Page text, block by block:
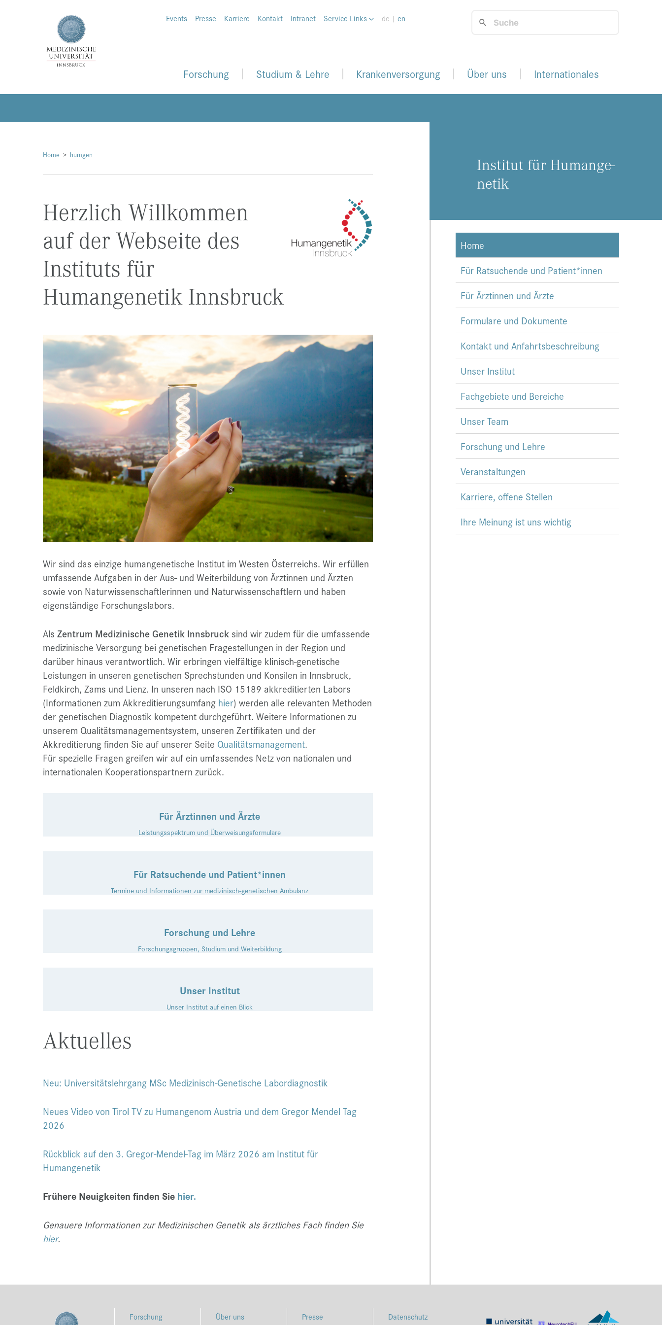
Events Presse Karriere Kontakt Intranet Service-Links de | en
Forschung Studium & Lehre Krankenversorgung Über uns Internationales
Home humgen
Herzlich Willkommen
auf der Webseite des
Instituts für
Humangenetik Innsbruck
Wir sind das einzige humangenetische Institut im Westen Österreichs. Wir erfüllen
umfassende Aufgaben in der Aus- und Weiterbildung von Ärztinnen und Ärzten
sowie von Naturwissenschaftlerinnen und Naturwissenschaftlern und haben
eigenständige Forschungslabors.
Als Zentrum Medizinische Genetik Innsbruck sind wir zudem für die umfassende
medizinische Versorgung bei genetischen Fragestellungen in der Region und
darüber hinaus verantwortlich. Wir erbringen vielfältige klinisch-genetische
Leistungen in unseren genetischen Sprechstunden und Konsilen in Innsbruck,
Feldkirch, Zams und Lienz. In unseren nach ISO 15189 akkreditierten Labors
(Informationen zum Akkreditierungsumfang hier) werden alle relevanten Methoden
der genetischen Diagnostik kompetent durchgeführt. Weitere Informationen zu
unserem Qualitätsmanagementsystem, unseren Zertifikaten und der
Akkreditierung finden Sie auf unserer Seite Qualitätsmanagement.
Für spezielle Fragen greifen wir auf ein umfassendes Netz von nationalen und
internationalen Kooperationspartnern zurück.
Für Ärztinnen und Ärzte
Leistungsspektrum und Überweisungsformulare
Für Ratsuchende und Patient*innen
Termine und Informationen zur medizinisch-genetischen Ambulanz
Forschung und Lehre
Forschungsgruppen, Studium und Weiterbildung
Unser Institut
Unser Institut auf einen Blick
Aktuelles
Neu: Universitätslehrgang MSc Medizinisch-Genetische Labordiagnostik
Neues Video von Tirol TV zu Humangenom Austria und dem Gregor Mendel Tag
2026
Rückblick auf den 3. Gregor-Mendel-Tag im März 2026 am Institut für
Humangenetik
Frühere Neuigkeiten finden Sie hier.
Genauere Informationen zur Medizinischen Genetik als ärztliches Fach finden Sie
hier.
In­sti­tut für Hu­man­ge­
ne­tik
Home
Für Ratsuchende und Patient*innen
Für Ärztinnen und Ärzte
Formulare und Dokumente
Kontakt und Anfahrtsbeschreibung
Unser Institut
Fachgebiete und Bereiche
Unser Team
Forschung und Lehre
Veranstaltungen
Karriere, offene Stellen
Ihre Meinung ist uns wichtig
Forschung Über uns Presse Datenschutz